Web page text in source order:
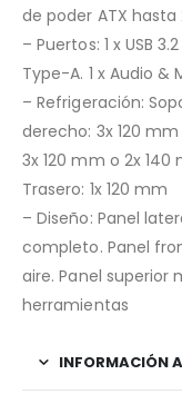
de poder ATX
– Puertos: 1 x USB
Type-A. 1 x Audio &
– Refrigeración:
derecho: 3x 120
3x 120 mm o 2x
Trasero: 1x 120 mm
– Diseño: Panel
completo. Panel
aire. Panel superior
herramientas
INFORMACIÓN